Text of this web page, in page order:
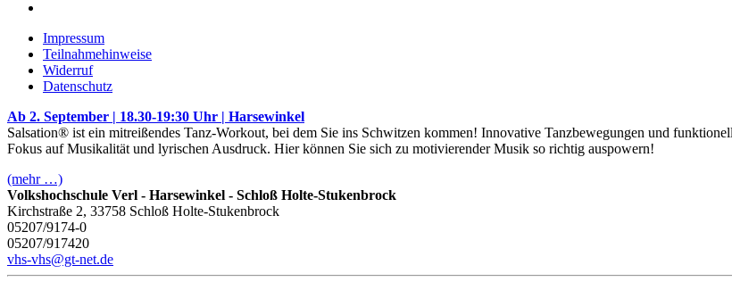
Impressum
Teilnahmehinweise
Widerruf
Datenschutz
Ab 2. September | 18.30-19:30 Uhr | Harsewinkel
Salsation® ist ein mitreißendes Tanz-Workout, bei dem Sie ins Schwitzen kommen! Innovative Tanzbewegungen und
Fokus auf Musikalität und lyrischen Ausdruck. Hier können Sie sich zu motivierender Musik so richtig auspowern!
(mehr …)
Volkshochschule Verl - Harsewinkel - Schloß Holte-Stukenbrock
Kirchstraße 2, 33758 Schloß Holte-Stukenbrock
05207/9174-0
05207/917420
vhs-vhs@gt-net.de